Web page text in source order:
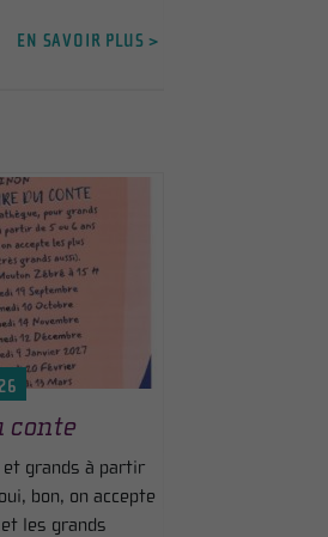
EN SAVOIR PLUS >
conte
grands à partir
bon, on accepte
les grands